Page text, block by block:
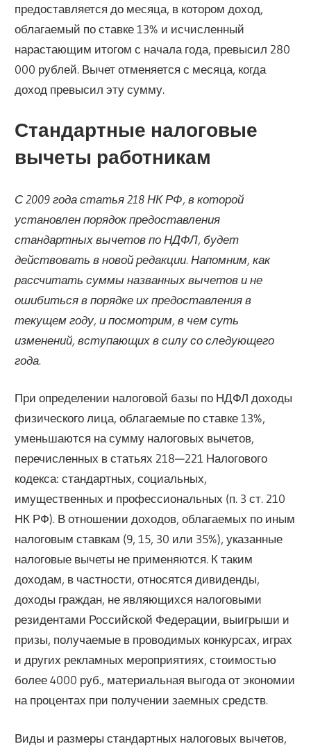
предоставляется до месяца, в котором доход,
облагаемый по ставке 13% и исчисленный
нарастающим итогом с начала года, превысил 280
000 рублей. Вычет отменяется с месяца, когда
доход превысил эту сумму.
Стандартные налоговые
вычеты работникам
С 2009 года статья 218 НК РФ, в которой
установлен порядок предоставления
стандартных вычетов по НДФЛ, будет
действовать в новой редакции. Напомним, как
рассчитать суммы названных вычетов и не
ошибиться в порядке их предоставления в
текущем году, и посмотрим, в чем суть
изменений, вступающих в силу со следующего
года.
При определении налоговой базы по НДФЛ доходы
физического лица, облагаемые по ставке 13%,
уменьшаются на сумму налоговых вычетов,
перечисленных в статьях 218—221 Налогового
кодекса: стандартных, социальных,
имущественных и профессиональных (п. 3 ст. 210
НК РФ). В отношении доходов, облагаемых по иным
налоговым ставкам (9, 15, 30 или 35%), указанные
налоговые вычеты не применяются. К таким
доходам, в частности, относятся дивиденды,
доходы граждан, не являющихся налоговыми
резидентами Российской Федерации, выигрыши и
призы, получаемые в проводимых конкурсах, играх
и других рекламных мероприятиях, стоимостью
более 4000 руб., материальная выгода от экономии
на процентах при получении заемных средств.
Виды и размеры стандартных налоговых вычетов,